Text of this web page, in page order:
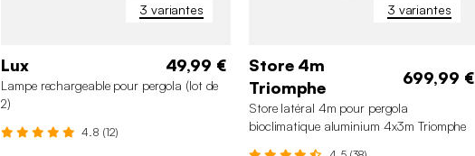
3 variantes
Lux 49,99 €
Lampe rechargeable pour pergola (lot de
2)
4.8 (12)
3 variantes
Store 4m
Triomphe
699,99 €
Store latéral 4m pour pergola
bioclimatique aluminium 4x3m Triomphe